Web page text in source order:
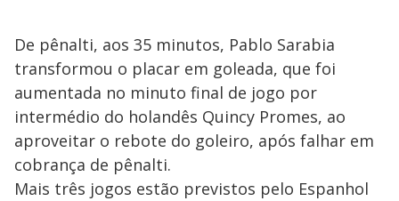
De pênalti, aos 35 minutos, Pablo Sarabia
transformou o placar em goleada, que foi
aumentada no minuto final de jogo por
intermédio do holandês Quincy Promes, ao
aproveitar o rebote do goleiro, após falhar em
cobrança de pênalti.
Mais três jogos estão previstos pelo Espanhol